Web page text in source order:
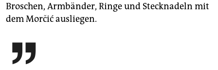
Broschen, Armbänder, Ringe und Stecknadeln mit
dem Morčić ausliegen.
